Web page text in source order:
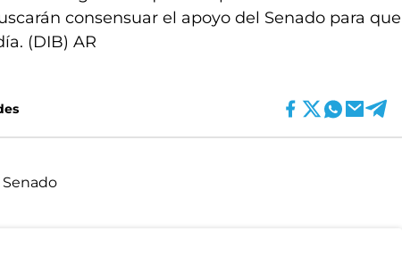
consensuar el apoyo del Senado para que
(DIB) AR
Senado